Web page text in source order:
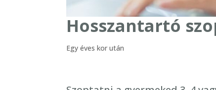
Hosszantartó
Egy éves kor után